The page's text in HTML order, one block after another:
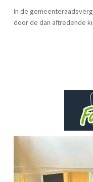
In de
door de dan aftredende